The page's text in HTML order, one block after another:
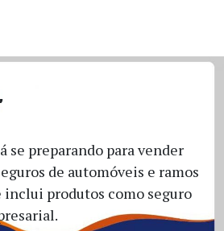
se preparando para vender
de automóveis e ramos
inclui produtos como seguro